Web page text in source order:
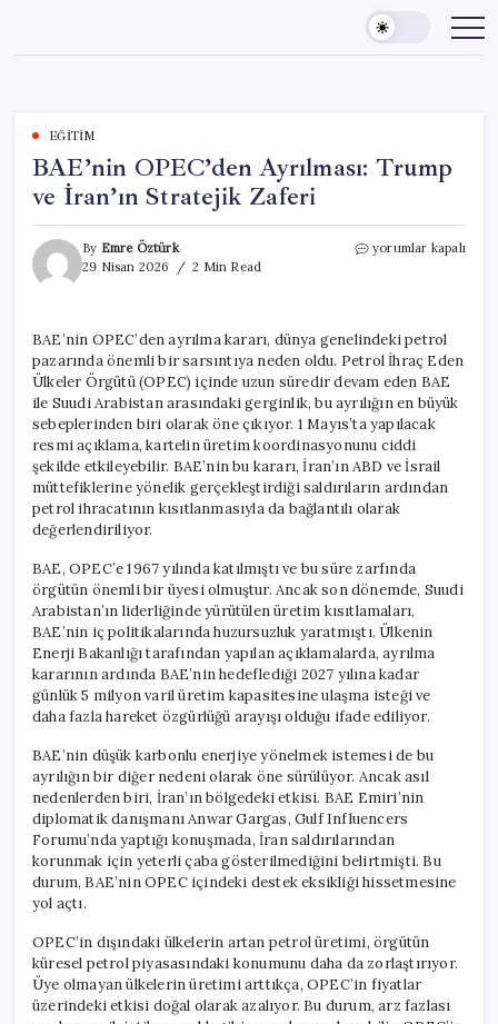
content
EĞITIM
BAE’nin OPEC’den Ayrılması: Trump
ve İran’ın Stratejik Zaferi
By Emre Öztürk
29 Nisan 2026
2 Min Read
BAE’nin
İran’ın
Stratejik
Zaferi
için
yorumlar kapalı
BAE’nin OPEC’den ayrılma kararı, dünya genelindeki petrol
pazarında önemli bir sarsıntıya neden oldu. Petrol İhraç Eden
Ülkeler Örgütü (OPEC) içinde uzun süredir devam eden BAE
ile Suudi Arabistan arasındaki gerginlik, bu ayrılığın en büyük
sebeplerinden biri olarak öne çıkıyor. 1 Mayıs’ta yapılacak
resmi açıklama, kartelin üretim koordinasyonunu ciddi
şekilde etkileyebilir. BAE’nin bu kararı, İran’ın ABD ve İsrail
müttefiklerine yönelik gerçekleştirdiği saldırıların ardından
petrol ihracatının kısıtlanmasıyla da bağlantılı olarak
değerlendiriliyor.
BAE, OPEC’e 1967 yılında katılmıştı ve bu süre zarfında
örgütün önemli bir üyesi olmuştur. Ancak son dönemde, Suudi
Arabistan’ın liderliğinde yürütülen üretim kısıtlamaları,
BAE’nin iç politikalarında huzursuzluk yaratmıştı. Ülkenin
Enerji Bakanlığı tarafından yapılan açıklamalarda, ayrılma
kararının ardında BAE’nin hedeflediği 2027 yılına kadar
günlük 5 milyon varil üretim kapasitesine ulaşma isteği ve
daha fazla hareket özgürlüğü arayışı olduğu ifade ediliyor.
BAE’nin düşük karbonlu enerjiye yönelmek istemesi de bu
ayrılığın bir diğer nedeni olarak öne sürülüyor. Ancak asıl
nedenlerden biri, İran’ın bölgedeki etkisi. BAE Emiri’nin
diplomatik danışmanı Anwar Gargas, Gulf Influencers
Forumu’nda yaptığı konuşmada, İran saldırılarından
korunmak için yeterli çaba gösterilmediğini belirtmişti. Bu
durum, BAE’nin OPEC içindeki destek eksikliği hissetmesine
yol açtı.
OPEC’in dışındaki ülkelerin artan petrol üretimi, örgütün
küresel petrol piyasasındaki konumunu daha da zorlaştırıyor.
Üye olmayan ülkelerin üretimi arttıkça, OPEC’in fiyatlar
üzerindeki etkisi doğal olarak azalıyor. Bu durum, arz fazlası